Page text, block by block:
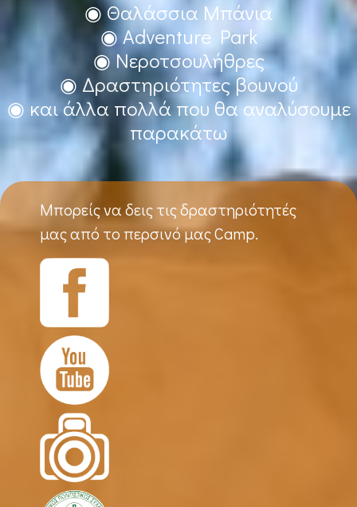
◉ Θαλάσσια Μπάνια
◉ Adventure Park
◉ Νεροτσουλήθρες
◉ Δραστηριότητες βουνού
◉ και άλλα πολλά που θα αναλύσουμε
παρακάτω
Μπορείς να δεις τις δραστηριότητές
μας από το περσινό μας Camp.